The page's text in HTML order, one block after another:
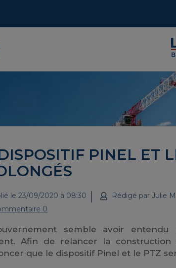
PINEL ET
le 23/09/2020 à 08:30 Rédigé par Julie
0
semble avoir entendu
Afin de relancer la
que le dispositif Pinel et le PTZ